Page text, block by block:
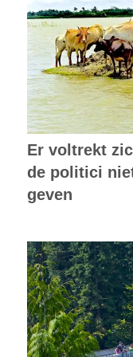
Er voltrekt
de politici
geven